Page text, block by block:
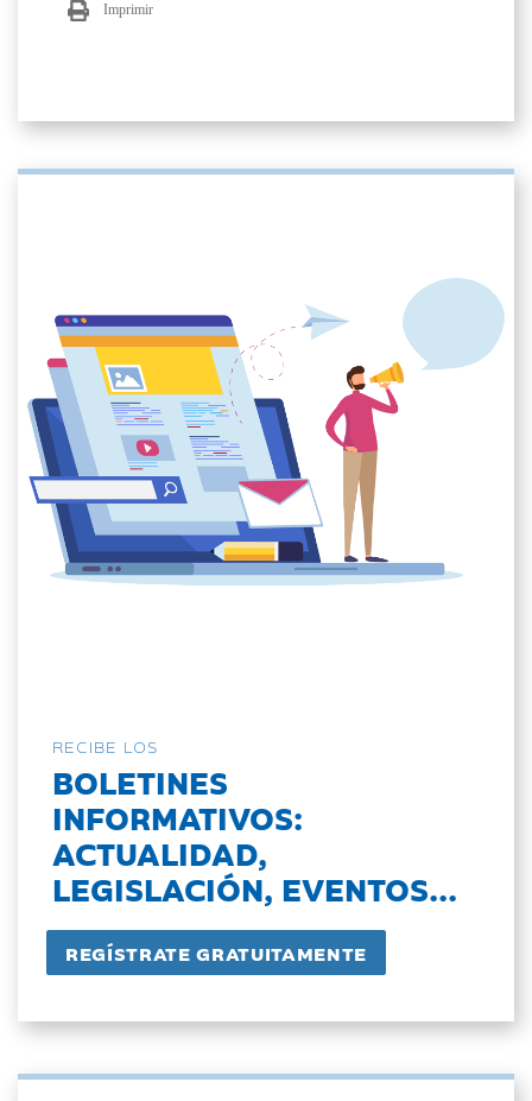
Imprimir
RECIBE LOS
BOLETINES
INFORMATIVOS:
ACTUALIDAD,
LEGISLACIÓN, EVENTOS...